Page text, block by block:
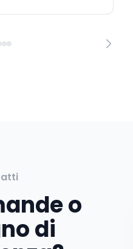
o
di